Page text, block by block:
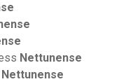
Nettunense
Nettunense